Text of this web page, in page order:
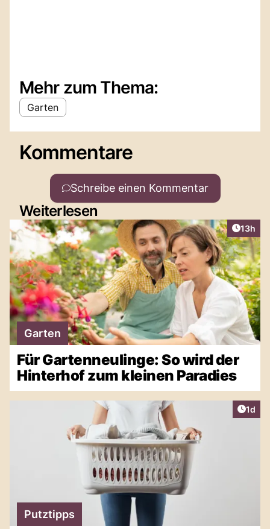
Mehr zum Thema:
Garten
Kommentare
Schreibe einen Kommentar
Weiterlesen
Artikel
13h
Garten
Für Gartenneulinge: So wird der
Hinterhof zum kleinen Paradies
1d
Putztipps